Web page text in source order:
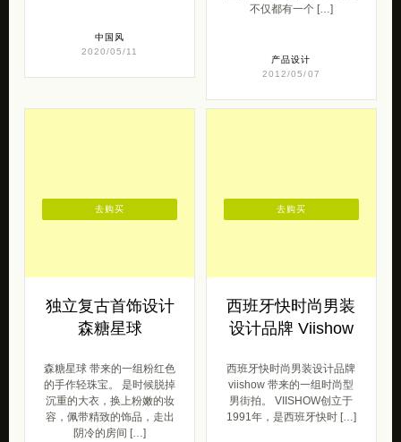
中国风
2020/05/11
不仅都有一个 […]
产品设计
2012/05/07
独立复古首饰设计
森糖星球
森糖星球 带来的一组粉红色
的手作轻珠宝。 是时候脱掉
沉重的大衣，换上粉嫩的妆
容，佩带精致的饰品，走出
阴冷的房间 […]
去购买
西班牙快时尚男装
设计品牌 Viishow
西班牙快时尚男装设计品牌
viishow 带来的一组时尚型
男街拍。 VIISHOW创立于
1991年，是西班牙快时 […]
去购买